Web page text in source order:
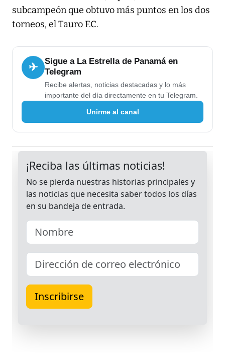
subcampeón que obtuvo más puntos en los dos
torneos, el Tauro F.C.
✈
Sigue a La Estrella de Panamá en
Telegram
Recibe alertas, noticias destacadas y lo más
importante del día directamente en tu Telegram.
Unirme al canal